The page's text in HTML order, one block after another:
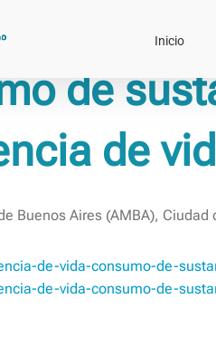
Inicio
de
de
Buenos Aires (AMBA),
de-vida-consumo-de-
de-vida-consumo-de-